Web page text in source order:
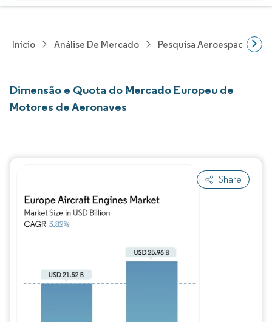
Início Análise De Mercado Pesquisa Aeroespacial E
Dimensão e Quota do Mercado Europeu de
Motores de Aeronaves
Share